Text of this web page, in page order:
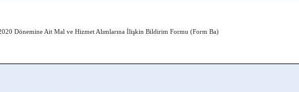
Dönemine Ait Mal ve Hizmet Alımlarına İlişkin Bildirim Formu (Form Ba)